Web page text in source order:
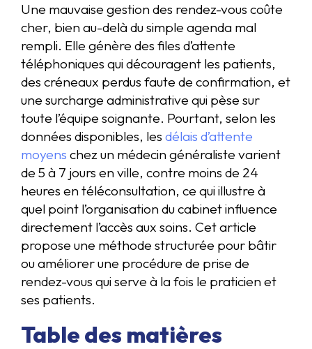
Une mauvaise gestion des rendez-vous coûte
cher, bien au-delà du simple agenda mal
rempli. Elle génère des files d’attente
téléphoniques qui découragent les patients,
des créneaux perdus faute de confirmation, et
une surcharge administrative qui pèse sur
toute l’équipe soignante. Pourtant, selon les
données disponibles, les délais d’attente
moyens chez un médecin généraliste varient
de 5 à 7 jours en ville, contre moins de 24
heures en téléconsultation, ce qui illustre à
quel point l’organisation du cabinet influence
directement l’accès aux soins. Cet article
propose une méthode structurée pour bâtir
ou améliorer une procédure de prise de
rendez-vous qui serve à la fois le praticien et
ses patients.
Table des matières